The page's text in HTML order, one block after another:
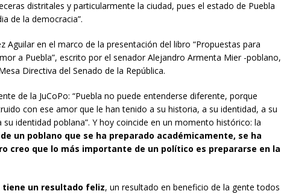
distritales y particularmente la ciudad, pues el estado de Puebla
de la democracia”.
Aguilar en el marco de la presentación del libro “Propuestas para
a Puebla”, escrito por el senador Alejandro Armenta Mier -poblano,
Directiva del Senado de la República.
de la JuCoPo: “Puebla no puede entenderse diferente, porque
con ese amor que le han tenido a su historia, a su identidad, a su
identidad poblana”. Y hoy coincide en un momento histórico: la
de un poblano que se ha preparado académicamente, se ha
creo que lo más importante de un político es prepararse en la
tiene un resultado feliz, un resultado en beneficio de la gente todos